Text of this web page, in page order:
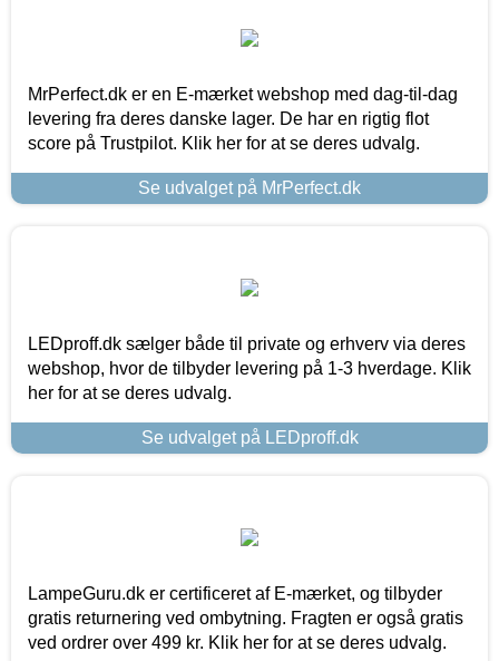
MrPerfect.dk er en E-mærket webshop med dag-til-dag
levering fra deres danske lager. De har en rigtig flot
score på Trustpilot. Klik her for at se deres udvalg.
Se udvalget på MrPerfect.dk
LEDproff.dk sælger både til private og erhverv via deres
webshop, hvor de tilbyder levering på 1-3 hverdage. Klik
her for at se deres udvalg.
Se udvalget på LEDproff.dk
LampeGuru.dk er certificeret af E-mærket, og tilbyder
gratis returnering ved ombytning. Fragten er også gratis
ved ordrer over 499 kr. Klik her for at se deres udvalg.